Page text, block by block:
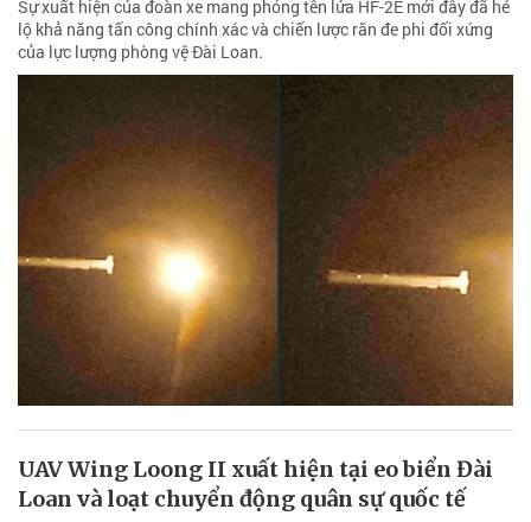
Sự xuất hiện của đoàn xe mang phóng tên lửa HF-2E mới đây đã hé
lộ khả năng tấn công chính xác và chiến lược răn đe phi đối xứng
của lực lượng phòng vệ Đài Loan.
UAV Wing Loong II xuất hiện tại eo biển Đài
Loan và loạt chuyển động quân sự quốc tế